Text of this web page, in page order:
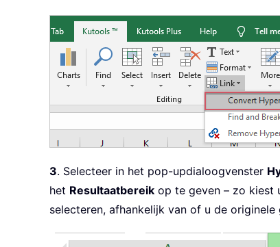
3. Selecteer in het pop-updialoogvenster
het Resultaatbereik op te geven – zo kiest
selecteren, afhankelijk van of u de